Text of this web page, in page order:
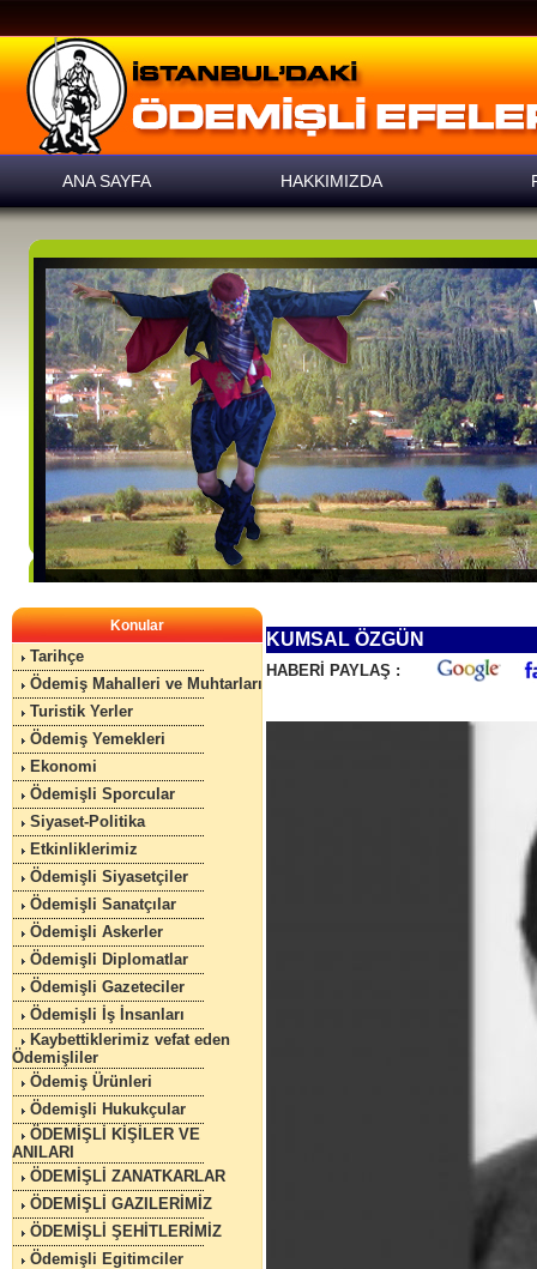
ANA SAYFA HAKKIMIZDA
Konular
Tarihçe
Ödemiş Mahalleri ve Muhtarları
Turistik Yerler
Ödemiş Yemekleri
Ekonomi
Ödemişli Sporcular
Siyaset-Politika
Etkinliklerimiz
Ödemişli Siyasetçiler
Ödemişli Sanatçılar
Ödemişli Askerler
Ödemişli Diplomatlar
Ödemişli Gazeteciler
Ödemişli İş İnsanları
Kaybettiklerimiz vefat eden
Ödemişliler
Ödemiş Ürünleri
Ödemişli Hukukçular
ÖDEMİŞLİ KİŞİLER VE
ANILARI
ÖDEMİŞLİ ZANATKARLAR
ÖDEMİŞLİ GAZILERİMİZ
ÖDEMİŞLİ ŞEHİTLERİMİZ
Ödemişli Egitimciler
KUMSAL ÖZGÜN
HABERİ PAYLAŞ :